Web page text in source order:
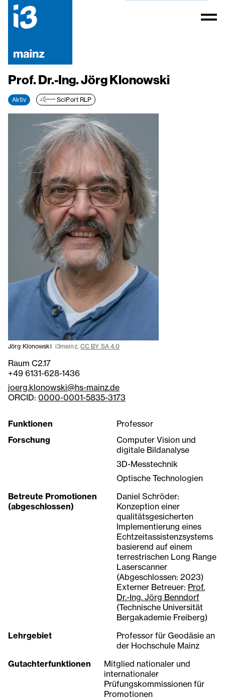
Prof. Dr.-Ing. Jörg Klonowski
Aktiv SciPort RLP
Jörg Klonowski i3mainz, CC BY SA 4.0
Raum C2.17
+49 6131-628-1436
joerg.klonowski@hs-mainz.de
ORCID: 0000-0001-5835-3173
Funktionen
Professor
Forschung
Computer Vision und
digitale Bildanalyse
3D-Messtechnik
Optische Technologien
Betreute Promotionen
(abgeschlossen)
Daniel Schröder:
Konzeption einer
qualitätsgesicherten
Implementierung eines
Echtzeitassistenzsystems
basierend auf einem
terrestrischen Long Range
Laserscanner
(Abgeschlossen: 2023)
Externer Betreuer: Prof.
Dr.-Ing. Jörg Benndorf
(Technische Universität
Bergakademie Freiberg)
Lehrgebiet
Professor für Geodäsie an
der Hochschule Mainz
Gutachterfunktionen
Mitglied nationaler und
internationaler
Prüfungskommissionen für
Promotionen